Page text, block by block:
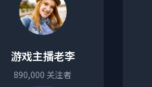
游戏主播老李
890,000 关注者